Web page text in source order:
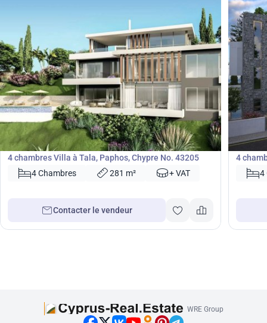
€2 174 000
Villa
4 chambres Villa à Tala, Paphos, Chypre No. 43205
4 Chambres
281 m² + VAT
Contacter le vendeur
€1
Villa
4
452864
WRE Group